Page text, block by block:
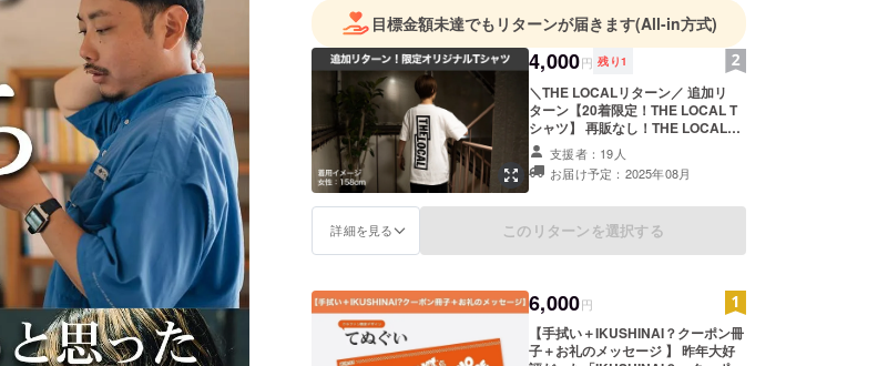
目標金額未達でもリターンが届きます(All-in方式)
4,000円 残り1
＼THE LOCALリターン／ 追加リ
ターン【20着限定！THE LOCAL T
シャツ】 再販なし！THE LOCALオ
リジナルTシャツを20着限定でご用
意しました。 お祭り当日に現地での
お渡し、または郵送からお選びいた
サイズ：フリーサイズ（メンズLサ
イズ相当）※画像の着用例もご参照
希望の場合、9月頃のお届けを予定
しております。
支援者：19人
お届け予定：2025年08月
詳細を見る このリターンを選択する
6,000円
【手拭い＋IKUSHINAI？クーポン冊
子＋お礼のメッセージ 】 昨年大好